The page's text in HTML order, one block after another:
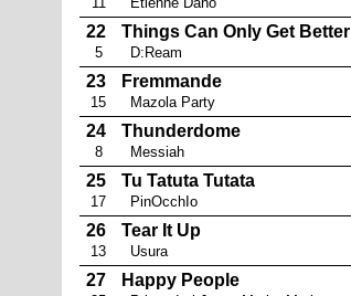
22
5
Things Can Only Get Better
D:Ream
23
15
Fremmande
Mazola Party
24
8
Thunderdome
Messiah
25
17
Tu Tatuta Tutata
PinOcchIo
26
13
Tear It Up
Usura
27 Happy People